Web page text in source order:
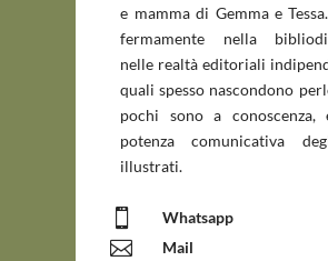
e mamma di Gemma e
fermamente nella
nelle realtà editoriali
quali spesso nascondono
pochi sono a conoscenza,
potenza comunicativa
illustrati.
 Whatsapp
 Mail